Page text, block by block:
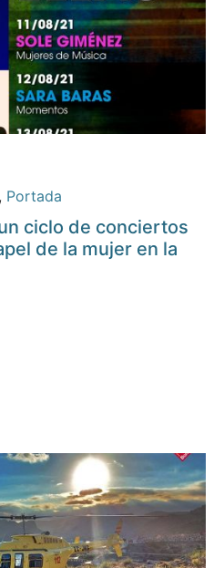
, Portada
ciclo de conciertos
de la mujer en la